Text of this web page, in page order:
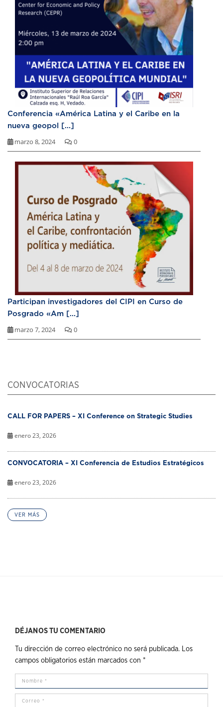
Conferencia «América Latina y el Caribe en la
nueva geopol [...]
marzo 8, 2024 0
Participan investigadores del CIPI en Curso de
Posgrado «Am [...]
marzo 7, 2024 0
CONVOCATORIAS
CALL FOR PAPERS – XI Conference on Strategic Studies
enero 23, 2026
CONVOCATORIA – XI Conferencia de Estudios Estratégicos
enero 23, 2026
VER MÁS
DÉJANOS TU COMENTARIO
Tu dirección de correo electrónico no será publicada. Los
campos obligatorios están marcados con *